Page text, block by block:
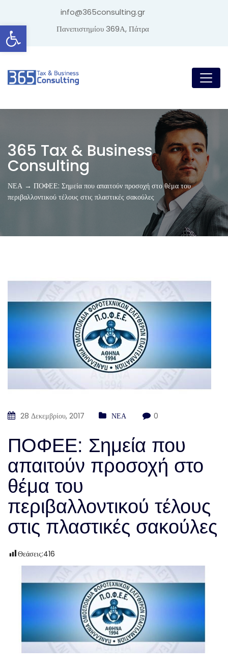
Ανοίξτε τη γραμμή εργαλείων
info@365consulting.gr
Πανεπιστημίου 369Α, Πάτρα
365 Tax & Business
Consulting
ΝΕΑ → ΠΟΦΕΕ: Σημεία που απαιτούν προσοχή στο θέμα του
περιβαλλοντικού τέλους στις πλαστικές σακούλες
28 Δεκεμβρίου, 2017 ΝΕΑ 0
ΠΟΦΕΕ: Σημεία που
απαιτούν προσοχή στο
θέμα του
περιβαλλοντικού τέλους
στις πλαστικές σακούλες
Θεάσεις:416